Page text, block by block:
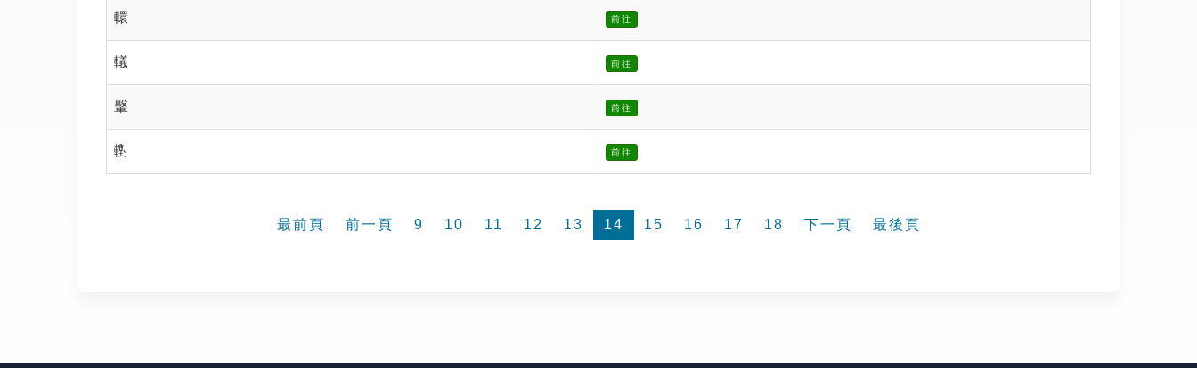
轘 前往
轙 前往
轚 前往
轛 前往
最前頁 前一頁 9 10 11 12 13 14 15 16 17 18 下一頁 最後頁